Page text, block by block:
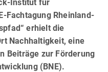
Institut für
Fachtagung Rheinland-
erhielt die
Nachhaltigkeit, eine
Beiträge zur Förderung
(BNE).